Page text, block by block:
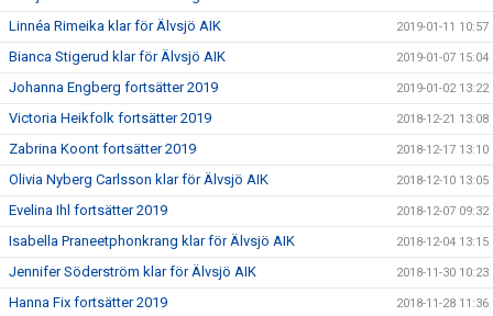
Linnéa Rimeika klar för Älvsjö AIK 2019-01-11 10:57
Bianca Stigerud klar för Älvsjö AIK 2019-01-07 15:04
Johanna Engberg fortsätter 2019 2019-01-02 13:22
Victoria Heikfolk fortsätter 2019 2018-12-21 13:08
Zabrina Koont fortsätter 2019 2018-12-17 13:10
Olivia Nyberg Carlsson klar för Älvsjö AIK 2018-12-10 13:05
Evelina Ihl fortsätter 2019 2018-12-07 09:32
Isabella Praneetphonkrang klar för Älvsjö AIK 2018-12-04 13:15
Jennifer Söderström klar för Älvsjö AIK 2018-11-30 10:23
Hanna Fix fortsätter 2019 2018-11-28 11:36